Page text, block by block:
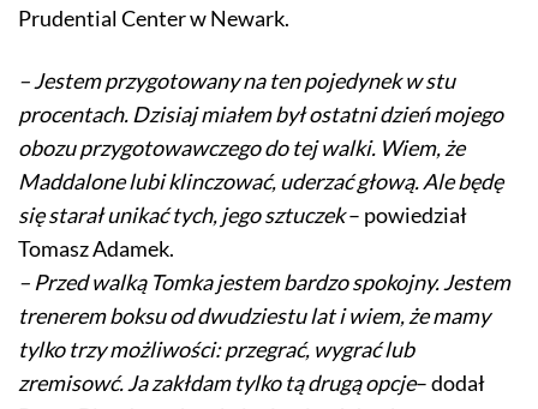
Prudential Center w Newark.
– Jestem przygotowany na ten pojedynek w stu
procentach. Dzisiaj miałem był ostatni dzień mojego
obozu przygotowawczego do tej walki. Wiem, że
Maddalone lubi klinczować, uderzać głową. Ale będę
się starał unikać tych, jego sztuczek– powiedział
Tomasz Adamek.
– Przed walką Tomka jestem bardzo spokojny. Jestem
trenerem boksu od dwudziestu lat i wiem, że mamy
tylko trzy możliwości: przegrać, wygrać lub
zremisowć. Ja zakłdam tylko tą drugą opcje– dodał